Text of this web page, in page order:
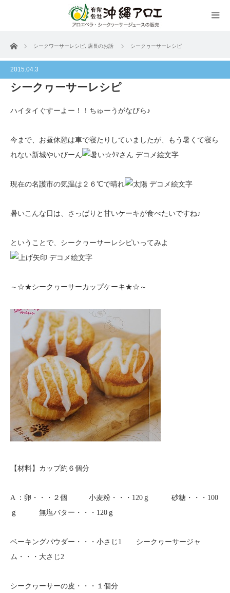
ホーム シークワーサーレシピ 店長のお話 シークヮーサーレシピ
2015.04.3
シークヮーサーレシピ
ハイタイぐすーよー！！ちゅーうがなびら♪
今まで、お昼休憩は車で寝たりしていましたが、もう暑くて寝ら
れない新城やいびーん
現在の名護市の気温は２６℃で晴れ
暑いこんな日は、さっぱりと甘いケーキが食べたいですね♪
ということで、シークヮーサーレシピいってみよ
～☆★シークヮーサーカップケーキ★☆～
【材料】カップ約６個分
A ：卵・・・２個 小麦粉・・・120ｇ 砂糖・・・100
ｇ 無塩バター・・・120ｇ
ベーキングパウダー・・・小さじ1 シークヮーサージャ
ム・・・大さじ2
シークヮーサーの皮・・・１個分